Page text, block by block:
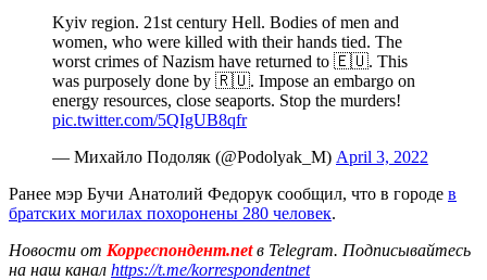
Kyiv region. 21st century Hell. Bodies of men and
women, who were killed with their hands tied. The
worst crimes of Nazism have returned to 🇪🇺. This
was purposely done by 🇷🇺. Impose an embargo on
energy resources, close seaports. Stop the murders!
pic.twitter.com/5QIgUB8qfr
— Михайло Подоляк (@Podolyak_M) April 3, 2022
Ранее мэр Бучи Анатолий Федорук сообщил, что в городе в
братских могилах похоронены 280 человек.
Новости от Корреспондент.netв Telegram. Подписывайтесь
на наш канал https://t.me/korrespondentnet